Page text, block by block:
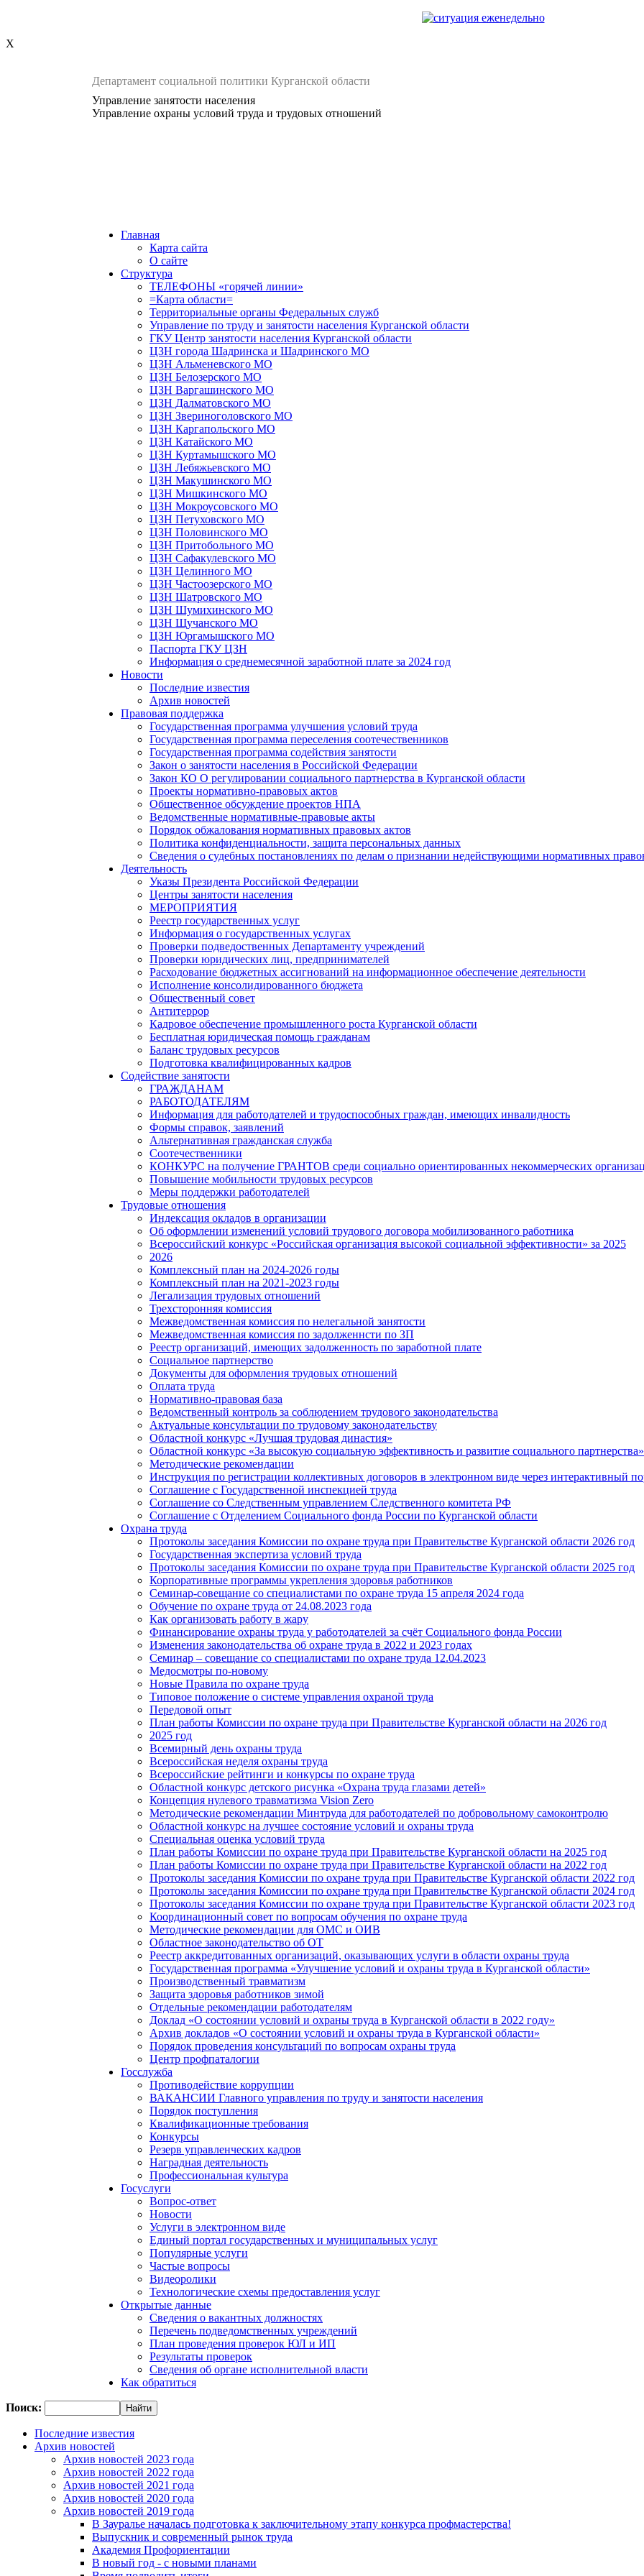
X
Департамент социальной политики Курганской области
Управление занятости населения
Управление охраны условий труда и трудовых отношений
Главная
Карта сайта
О сайте
Структура
ТЕЛЕФОНЫ «горячей линии»
=Карта области=
Территориальные органы Федеральных служб
Управление по труду и занятости населения Курганской области
ГКУ Центр занятости населения Курганской области
ЦЗН города Шадринска и Шадринского МО
ЦЗН Альменевского МО
ЦЗН Белозерского МО
ЦЗН Варгашинского МО
ЦЗН Далматовского МО
ЦЗН Звериноголовского МО
ЦЗН Каргапольского МО
ЦЗН Катайского МО
ЦЗН Куртамышского МО
ЦЗН Лебяжьевского МО
ЦЗН Макушинского МО
ЦЗН Мишкинского МО
ЦЗН Мокроусовского МО
ЦЗН Петуховского МО
ЦЗН Половинского МО
ЦЗН Притобольного МО
ЦЗН Сафакулевского МО
ЦЗН Целинного МО
ЦЗН Частоозерского МО
ЦЗН Шатровского МО
ЦЗН Шумихинского МО
ЦЗН Щучанского МО
ЦЗН Юргамышского МО
Паспорта ГКУ ЦЗН
Информация о среднемесячной заработной плате за 2024 год
Новости
Последние известия
Архив новостей
Правовая поддержка
Государственная программа улучшения условий труда
Государственная программа переселения соотечественников
Государственная программа содействия занятости
Закон о занятости населения в Российской Федерации
Закон КО О регулировании социального партнерства в Курганской области
Проекты нормативно-правовых актов
Общественное обсуждение проектов НПА
Ведомственные нормативные-правовые акты
Порядок обжалования нормативных правовых актов
Политика конфиденциальности, защита персональных данных
Сведения о судебных постановлениях по делам о признании недействующими нормативных
Деятельность
Указы Президента Российской Федерации
Центры занятости населения
МЕРОПРИЯТИЯ
Реестр государственных услуг
Информация о государственных услугах
Проверки подведоственных Департаменту учреждений
Проверки юридических лиц, предпринимателей
Расходование бюджетных ассигнований на информационное обеспечение деятельности
Исполнение консолидированного бюджета
Общественный совет
Антитеррор
Кадровое обеспечение промышленного роста Курганской области
Бесплатная юридическая помощь гражданам
Баланс трудовых ресурсов
Подготовка квалифицированных кадров
Содействие занятости
ГРАЖДАНАМ
РАБОТОДАТЕЛЯМ
Информация для работодателей и трудоспособных граждан, имеющих инвалидность
Формы справок, заявлений
Альтернативная гражданская служба
Соотечественники
КОНКУРС на получение ГРАНТОВ среди социально ориентированных некоммерческих
Повышение мобильности трудовых ресурсов
Меры поддержки работодателей
Трудовые отношения
Индексация окладов в организации
Об оформлении изменений условий трудового договора мобилизованного работника
Всероссийский конкурс «Российская организация высокой социальной эффективности» за 2025
2026
Комплексный план на 2024-2026 годы
Комплексный план на 2021-2023 годы
Легализация трудовых отношений
Трехсторонняя комиссия
Межведомственная комиссия по нелегальной занятости
Межведомственная комиссия по задолженнсти по ЗП
Реестр организаций, имеющих задолженность по заработной плате
Социальное партнерство
Документы для оформления трудовых отношений
Оплата труда
Нормативно-правовая база
Ведомственный контроль за соблюдением трудового законодательства
Актуальные консультации по трудовому законодательству
Областной конкурс «Лучшая трудовая династия»
Областной конкурс «За высокую социальную эффективность и развитие социального партнерства»
Методические рекомендации
Инструкция по регистрации коллективных договоров в электронном виде через интерактивный
Соглашение с Государственной инспекцией труда
Соглашение со Следственным управлением Следственного комитета РФ
Соглашение с Отделением Социального фонда России по Курганской области
Охрана труда
Протоколы заседания Комиссии по охране труда при Правительстве Курганской области 2026 год
Государственная экспертиза условий труда
Протоколы заседания Комиссии по охране труда при Правительстве Курганской области 2025 год
Корпоративные программы укрепления здоровья работников
Семинар-совещание со специалистами по охране труда 15 апреля 2024 года
Обучение по охране труда от 24.08.2023 года
Как организовать работу в жару
Финансирование охраны труда у работодателей за счёт Социального фонда России
Изменения законодательства об охране труда в 2022 и 2023 годах
Семинар – совещание со специалистами по охране труда 12.04.2023
Медосмотры по-новому
Новые Правила по охране труда
Типовое положение о системе управления охраной труда
Передовой опыт
План работы Комиссии по охране труда при Правительстве Курганской области на 2026 год
2025 год
Всемирный день охраны труда
Всероссийская неделя охраны труда
Всероссийские рейтинги и конкурсы по охране труда
Областной конкурс детского рисунка «Охрана труда глазами детей»
Концепция нулевого травматизма Vision Zero
Методические рекомендации Минтруда для работодателей по добровольному самоконтролю
Областной конкурс на лучшее состояние условий и охраны труда
Специальная оценка условий труда
План работы Комиссии по охране труда при Правительстве Курганской области на 2025 год
План работы Комиссии по охране труда при Правительстве Курганской области на 2022 год
Протоколы заседания Комиссии по охране труда при Правительстве Курганской области 2022 год
Протоколы заседания Комиссии по охране труда при Правительстве Курганской области 2024 год
Протоколы заседания Комиссии по охране труда при Правительстве Курганской области 2023 год
Координационный совет по вопросам обучения по охране труда
Методические рекомендации для ОМС и ОИВ
Областное законодательство об ОТ
Реестр аккредитованных организаций, оказывающих услуги в области охраны труда
Государственная программа «Улучшение условий и охраны труда в Курганской области»
Производственный травматизм
Защита здоровья работников зимой
Отдельные рекомендации работодателям
Доклад «О состоянии условий и охраны труда в Курганской области в 2022 году»
Архив докладов «О состоянии условий и охраны труда в Курганской области»
Порядок проведения консультаций по вопросам охраны труда
Центр профпаталогии
Госслужба
Противодействие коррупции
ВАКАНСИИ Главного управления по труду и занятости населения
Порядок поступления
Квалификационные требования
Конкурсы
Резерв управленческих кадров
Наградная деятельность
Профессиональная культура
Госуслуги
Вопрос-ответ
Новости
Услуги в электронном виде
Единый портал государственных и муниципальных услуг
Популярные услуги
Частые вопросы
Видеоролики
Технологические схемы предоставления услуг
Открытые данные
Сведения о вакантных должностях
Перечень подведомственных учреждений
План проведения проверок ЮЛ и ИП
Результаты проверок
Сведения об органе исполнительной власти
Как обратиться
Поиск:
Последние известия
Архив новостей
Архив новостей 2023 года
Архив новостей 2022 года
Архив новостей 2021 года
Архив новостей 2020 года
Архив новостей 2019 года
В Зауралье началась подготовка к заключительному этапу конкурса профмастерства!
Выпускник и современный рынок труда
Академия Профориентации
В новый год - с новыми планами